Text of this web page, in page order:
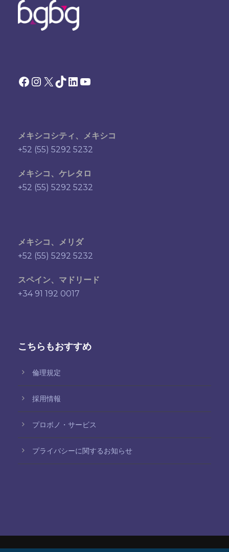
Facebook Instagram X TikTok LinkedIn YouTube
メキシコシティ、メキシコ
+52 (55) 5292 5232
メキシコ、ケレタロ
+52 (55) 5292 5232
メキシコ、メリダ
+52 (55) 5292 5232
スペイン、マドリード
+34 91 192 0017
こちらもおすすめ
倫理規定
採用情報
プロボノ・サービス
プライバシーに関するお知らせ